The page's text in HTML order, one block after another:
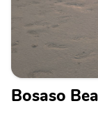
Bosaso